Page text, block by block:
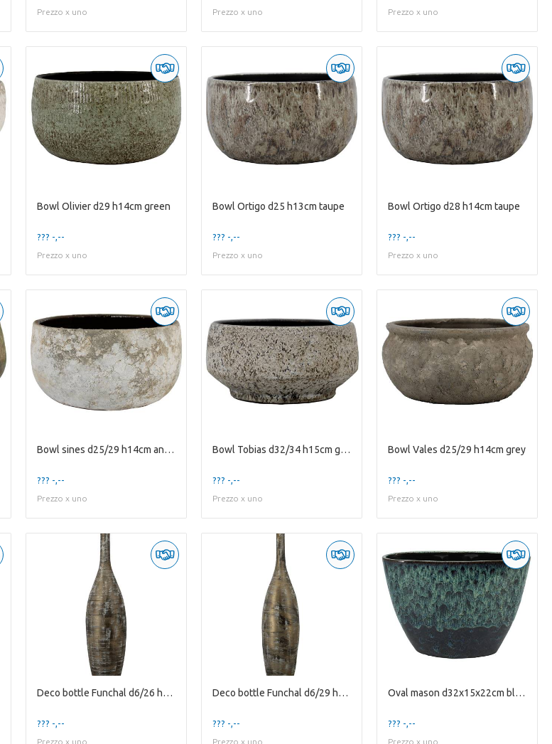
Prezzo x uno Prezzo x uno Prezzo x uno
Bowl Olivier d29 h14cm green
??? -,--
Prezzo x uno
Bowl Ortigo d25 h13cm taupe
??? -,--
Prezzo x uno
Bowl Ortigo d28 h14cm taupe
??? -,--
Prezzo x uno
Bowl sines d25/29 h14cm antique white
??? -,--
Prezzo x uno
Bowl Tobias d32/34 h15cm gold
??? -,--
Prezzo x uno
Bowl Vales d25/29 h14cm grey
??? -,--
Prezzo x uno
Deco bottle Funchal d6/26 h100cm brown
??? -,--
Prezzo x uno
Deco bottle Funchal d6/29 h120cm brown
??? -,--
Prezzo x uno
Oval mason d32x15x22cm black/blue
??? -,--
Prezzo x uno